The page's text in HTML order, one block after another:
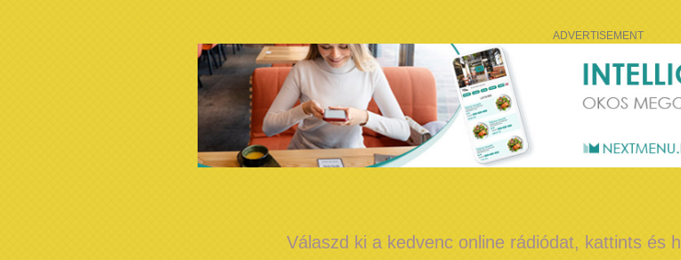
ADVERTISEMENT
Válaszd ki a kedvenc online rádiódat, kattints és